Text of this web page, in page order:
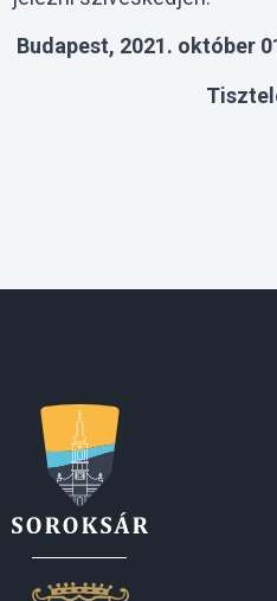
Budapest, 2021. október
Ritter